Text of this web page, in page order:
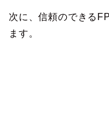
次に、信頼のできる
ます。